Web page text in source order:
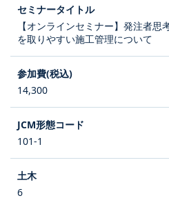
【オンラインセミナー】発注者
を取りやすい施工管理について
14,300
101-1
6